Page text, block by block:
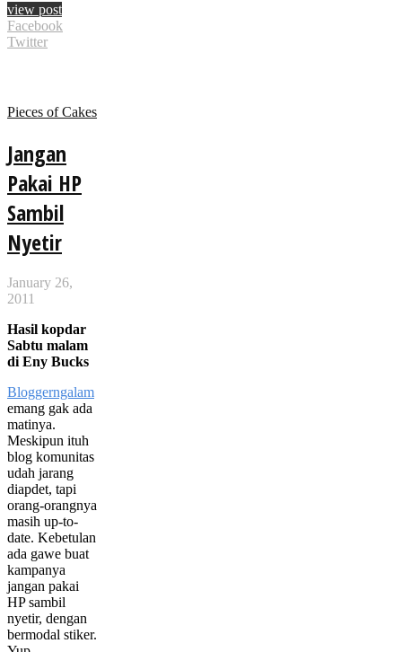
view post
Facebook
Twitter
Pieces of Cakes
Jangan
Pakai HP
Sambil
Nyetir
January 26,
2011
Hasil kopdar
Sabtu malam
di Eny Bucks
Bloggerngalam
emang gak ada
matinya.
Meskipun ituh
blog komunitas
udah jarang
diapdet, tapi
orang-orangnya
masih up-to-
date. Kebetulan
ada gawe buat
kampanya
jangan pakai
HP sambil
nyetir, dengan
bermodal stiker.